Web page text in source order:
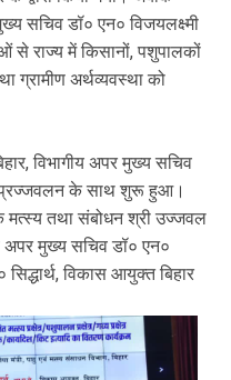
सचिव डॉ० एन० विजयलक्ष्मी
से राज्य में किसानों, पशुपालकों
ग्रामीण अर्थव्यवस्था को
विभागीय अपर मुख्य सचिव
प्रज्जवलन के साथ शुरू हुआ।
मत्स्य तथा संबोधन श्री उज्जवल
अपर मुख्य सचिव डॉ० एन०
सिद्धार्थ, विकास आयुक्त बिहार